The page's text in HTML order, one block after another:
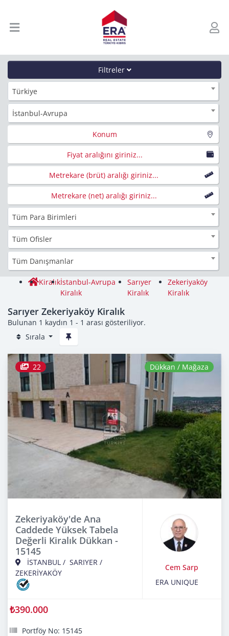
Filtreler
Türkiye
İstanbul-Avrupa
Konum
Fiyat aralığını giriniz...
Metrekare (brüt) aralığı giriniz...
Metrekare (net) aralığı giriniz...
Tüm Para Birimleri
Tüm Ofisler
Tüm Danışmanlar
Kiralıkİstanbul-Avrupa
Kiralık
Sarıyer
Kiralık
Zekeriyaköy
Kiralık
Sarıyer Zekeriyaköy Kiralık
Bulunan 1 kaydın 1 - 1 arası gösteriliyor.
Sırala
22 Dükkan / Mağaza
Zekeriyaköy'de Ana
Caddede Yüksek Tabela
Değerli Kiralık Dükkan -
15145
İSTANBUL / SARIYER /
ZEKERİYAKÖY
Cem Sarp
ERA UNIQUE
₺390.000
Portföy No: 15145